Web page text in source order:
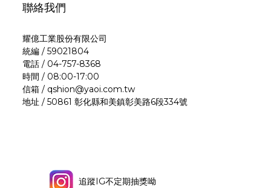
聯絡我們
耀億工業股份有限公司
統編 / 59021804
電話 / 04-757-8368
時間 / 08:00-17:00
信箱 / qshion@yaoi.com.tw
地址 / 50861 彰化縣和美鎮彰美路6段334號
追蹤IG不定期抽獎呦